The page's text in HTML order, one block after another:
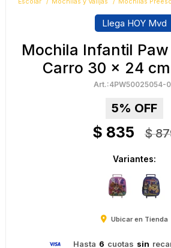
Escolar Mochilas y Valijas Mochilas
Llega HOY Mvd
Mochila Infantil
Carro 30 x 24
4PW50025054-
5
$ 835 $
Variantes:
Ubicar en Tienda
Hasta 6 cuotas sin